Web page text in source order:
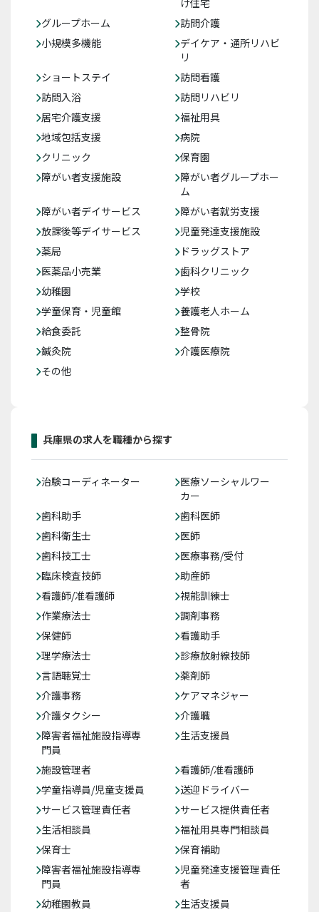
け住宅
グループホーム
訪問介護
小規模多機能
デイケア・通所リハビ
リ
ショートステイ
訪問看護
訪問入浴
訪問リハビリ
居宅介護支援
福祉用具
地域包括支援
病院
クリニック
保育園
障がい者支援施設
障がい者グループホー
ム
障がい者デイサービス
障がい者就労支援
放課後等デイサービス
児童発達支援施設
薬局
ドラッグストア
医薬品小売業
歯科クリニック
幼稚園
学校
学童保育・児童館
養護老人ホーム
給食委託
整骨院
鍼灸院
介護医療院
その他
兵庫県の求人を職種から探す
治験コーディネーター
医療ソーシャルワー
カー
歯科助手
歯科医師
歯科衛生士
医師
歯科技工士
医療事務/受付
臨床検査技師
助産師
看護師/准看護師
視能訓練士
作業療法士
調剤事務
保健師
看護助手
理学療法士
診療放射線技師
言語聴覚士
薬剤師
介護事務
ケアマネジャー
介護タクシー
介護職
障害者福祉施設指導専
門員
生活支援員
施設管理者
看護師/准看護師
学童指導員/児童支援員
送迎ドライバー
サービス管理責任者
サービス提供責任者
生活相談員
福祉用具専門相談員
保育士
保育補助
障害者福祉施設指導専
門員
児童発達支援管理責任
者
幼稚園教員
生活支援員